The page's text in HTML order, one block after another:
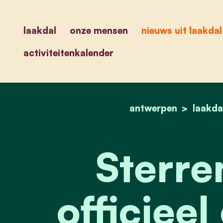
laakdal onze mensen
nieuws uit laakdal
activiteitenkalender
antwerpen
officieel